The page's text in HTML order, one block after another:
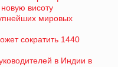
висоту
мировых
сократить 1440
в Индии в